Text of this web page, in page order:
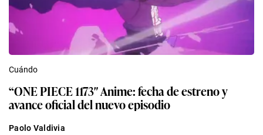
Cuándo
“ONE PIECE 1173″ Anime: fecha de estreno y
avance oficial del nuevo episodio
Paolo Valdivia